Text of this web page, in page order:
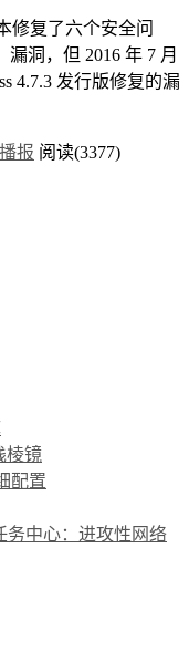
修复了六个安全问
洞，但 2016 年 7 月
4.7.3 发行版修复的漏
报 阅读(3377)
棱镜
配置
务中心：进攻性网络